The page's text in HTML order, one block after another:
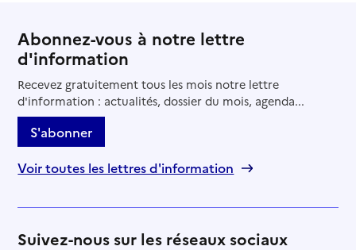
Abonnez-vous à notre lettre
d'information
Recevez gratuitement tous les mois notre lettre
d'information : actualités, dossier du mois, agenda...
S'abonner
Voir toutes les lettres d'information
Suivez-nous sur les réseaux sociaux